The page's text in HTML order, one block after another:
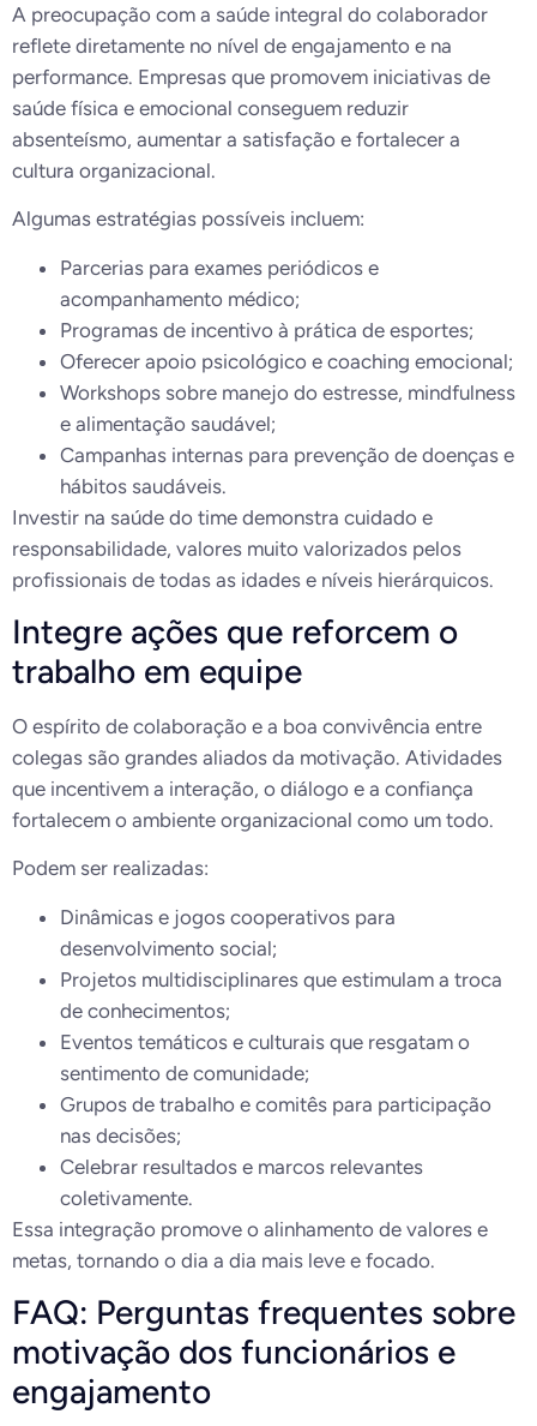
A preocupação com a saúde integral do colaborador
reflete diretamente no nível de engajamento e na
performance. Empresas que promovem iniciativas de
saúde física e emocional conseguem reduzir
absenteísmo, aumentar a satisfação e fortalecer a
cultura organizacional.
Algumas estratégias possíveis incluem:
Parcerias para exames periódicos e
acompanhamento médico;
Programas de incentivo à prática de esportes;
Oferecer apoio psicológico e coaching emocional;
Workshops sobre manejo do estresse, mindfulness
e alimentação saudável;
Campanhas internas para prevenção de doenças e
hábitos saudáveis.
Investir na saúde do time demonstra cuidado e
responsabilidade, valores muito valorizados pelos
profissionais de todas as idades e níveis hierárquicos.
Integre ações que reforcem o
trabalho em equipe
O espírito de colaboração e a boa convivência entre
colegas são grandes aliados da motivação. Atividades
que incentivem a interação, o diálogo e a confiança
fortalecem o ambiente organizacional como um todo.
Podem ser realizadas:
Dinâmicas e jogos cooperativos para
desenvolvimento social;
Projetos multidisciplinares que estimulam a troca
de conhecimentos;
Eventos temáticos e culturais que resgatam o
sentimento de comunidade;
Grupos de trabalho e comitês para participação
nas decisões;
Celebrar resultados e marcos relevantes
coletivamente.
Essa integração promove o alinhamento de valores e
metas, tornando o dia a dia mais leve e focado.
FAQ: Perguntas frequentes sobre
motivação dos funcionários e
engajamento